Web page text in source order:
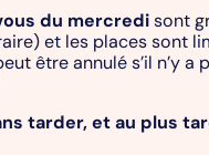
du mercredisont
et les places sont
être annulé s’il n’y a
tarder, et au plus